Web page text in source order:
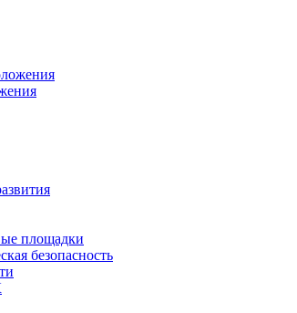
площадки
безопасность